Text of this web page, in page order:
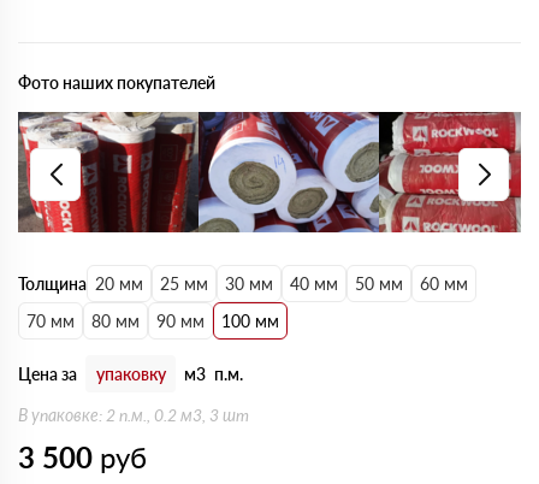
Толщина 20 мм 25 мм 30 мм 40 мм 50 мм
60 мм
70 мм
80 мм 90 мм 100 мм
Цена за упаковку м3 п.м.
В упаковке: 2 п.м., 0.2 м3, 3 шт
3 500 руб
Фото наших покупателей